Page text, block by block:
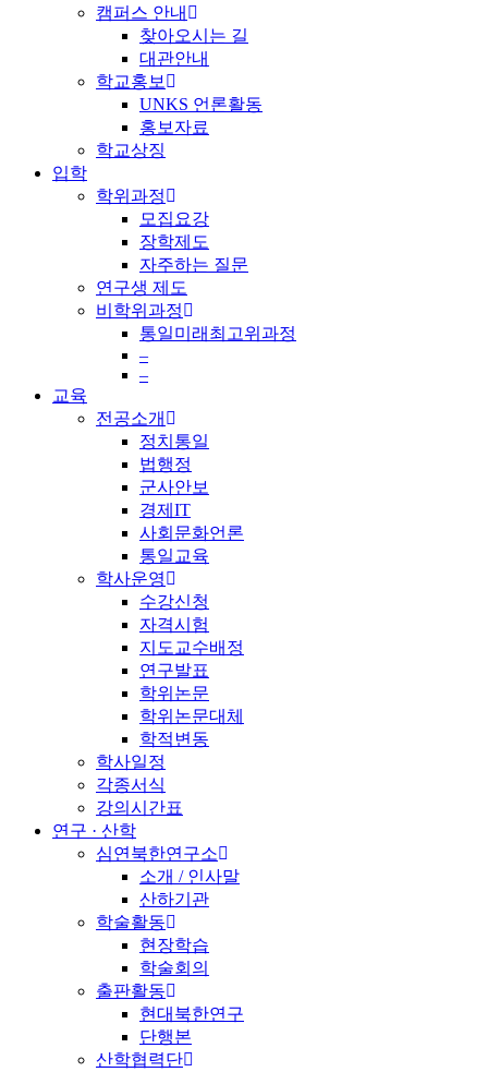
캠퍼스 안내
찾아오시는 길
대관안내
학교홍보
UNKS 언론활동
홍보자료
학교상징
입학
학위과정
모집요강
장학제도
자주하는 질문
연구생 제도
비학위과정
통일미래최고위과정
–
–
교육
전공소개
정치통일
법행정
군사안보
경제IT
사회문화언론
통일교육
학사운영
수강신청
자격시험
지도교수배정
연구발표
학위논문
학위논문대체
학적변동
학사일정
각종서식
강의시간표
연구 · 산학
심연북한연구소
소개 / 인사말
산하기관
학술활동
현장학습
학술회의
출판활동
현대북한연구
단행본
산학협력단